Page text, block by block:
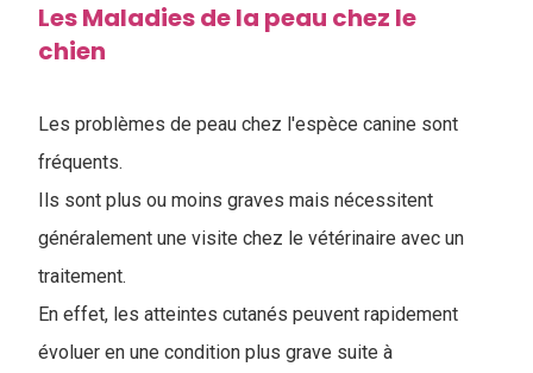
Les Maladies de la peau chez le
chien
Les problèmes de peau chez l'espèce canine sont
fréquents.
Ils sont plus ou moins graves mais nécessitent
généralement une visite chez le vétérinaire avec un
traitement.
En effet, les atteintes cutanés peuvent rapidement
évoluer en une condition plus grave suite à